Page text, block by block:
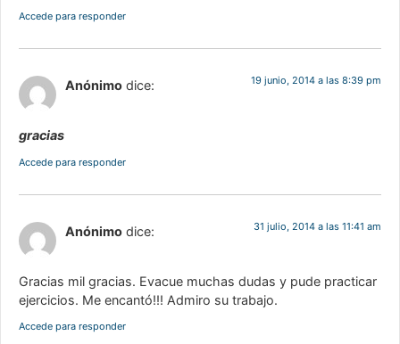
Accede para responder
Anónimo dice: 19 junio, 2014 a las 8:39 pm
gracias
Accede para responder
Anónimo dice: 31 julio, 2014 a las 11:41 am
Gracias mil gracias. Evacue muchas dudas y pude practicar
ejercicios. Me encantó!!! Admiro su trabajo.
Accede para responder